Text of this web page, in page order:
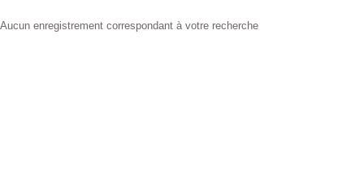
Aucun enregistrement correspondant à votre recherche